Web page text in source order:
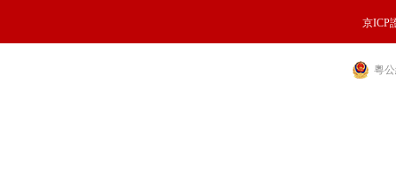
京ICP
粵公